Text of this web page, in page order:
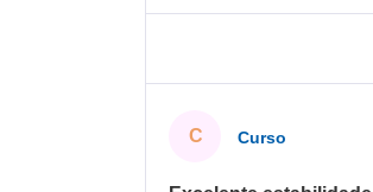
C Curso